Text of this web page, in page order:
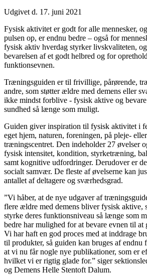
Udgivet d. 17. juni 2021
Fysisk aktivitet er godt for alle mennesker,
pulsen op, er endnu bedre – også for
fysisk aktiv hverdag styrker livskvaliteten,
bevarelsen af et godt helbred og for
funktionsevnen.
Træningsguiden er til frivillige, pårørende,
andre, som støtter ældre med demens eller
ikke mindst forblive - fysisk aktive og
sundhed så længe som muligt.
Guiden giver inspiration til fysisk aktivitet i
eget hjem, naturen, foreningen, på pleje-
træningscentret. Den indeholder 27 øvelser
fysisk intensitet, kondition, styrketræning,
samt kognitive udfordringer. Derudover er
socialt samvær. De fleste af øvelserne kan
antallet af deltagere og sværhedsgrad.
”Vi håber, at de nye udgaver af
flere ældre med demens bliver fysisk aktive,
styrke deres funktionsniveau så længe som
bedre har mulighed for at bevare evnen til at
Vi har haft en god proces med at inddrage
til produkter, så guiden kan bruges af endnu
at vi nu får nogle nye publikationer, som er
hvilket vi er rigtig glade for.” siger
og Demens Helle Stentoft Dalum.